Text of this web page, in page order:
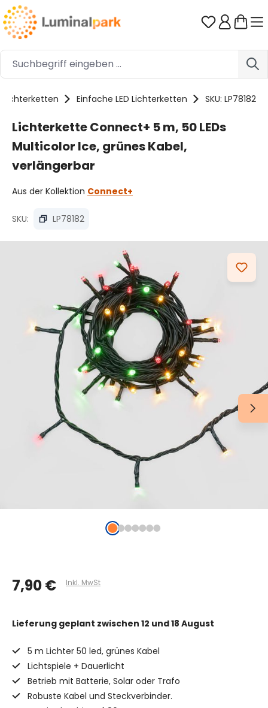
Zum Hauptinhalt springen Du hast 0
Lichterketten Einfache LED Lichterketten SKU: LP78182
Lichterkette Connect+ 5 m, 50 LEDs
Multicolor Ice, grünes Kabel,
verlängerbar
Aus der Kollektion Connect+
SKU: LP78182
Bildergalerie überspringen
7,90 € Inkl. MwSt
Lieferung geplant zwischen 12 und 18 August
5 m Lichter 50 led, grünes Kabel
Lichtspiele + Dauerlicht
Betrieb mit Batterie, Solar oder Trafo
Robuste Kabel und Steckverbinder.